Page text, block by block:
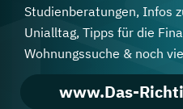
Studienberatungen, Infos
Unialltag, Tipps für die
Wohnungssuche & noch
www.Das-